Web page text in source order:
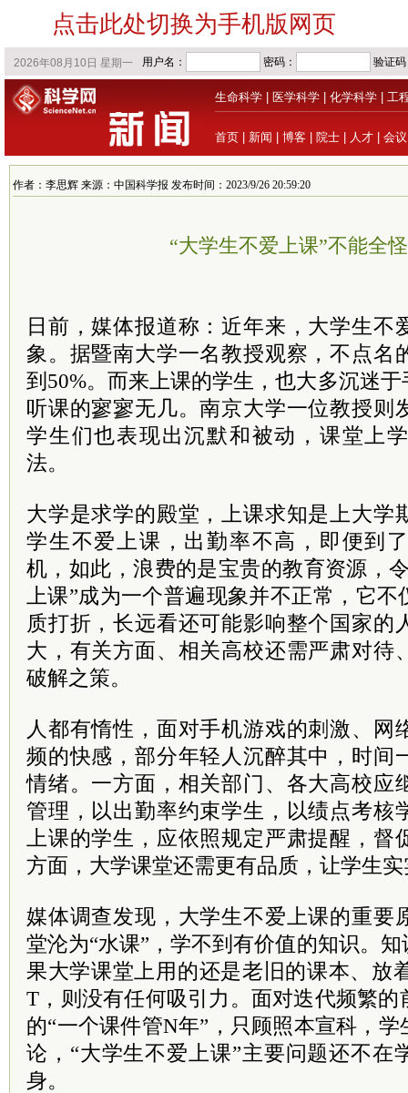
点击此处切换为手机版网页
生命科学 医学科学 化学科学 工
首页 新闻 博客 院士 人才 会议
作者：李思辉 来源：中国科学报 发布时间：2023/9/26 20:59:20
“大学生不爱上课”不能全
日前，媒体报道称：近年来，大学生不
象。据暨南大学一名教授观察，不点名
到50%。而来上课的学生，也大多沉迷
听课的寥寥无几。南京大学一位教授则
学生们也表现出沉默和被动，课堂上
法。
大学是求学的殿堂，上课求知是上大学
学生不爱上课，出勤率不高，即便到
机，如此，浪费的是宝贵的教育资源，
上课”成为一个普遍现象并不正常，它
质打折，长远看还可能影响整个国家的
大，有关方面、相关高校还需严肃对待
破解之策。
人都有惰性，面对手机游戏的刺激、网
频的快感，部分年轻人沉醉其中，时间
情绪。一方面，相关部门、各大高校应
管理，以出勤率约束学生，以绩点考核
上课的学生，应依照规定严肃提醒，督
方面，大学课堂还需更有品质，让学生
媒体调查发现，大学生不爱上课的重要
堂沦为“水课”，学不到有价值的知识。
果大学课堂上用的还是老旧的课本、放
T，则没有任何吸引力。面对迭代频繁
的“一个课件管N年”，只顾照本宣科，
论，“大学生不爱上课”主要问题还不在
身。